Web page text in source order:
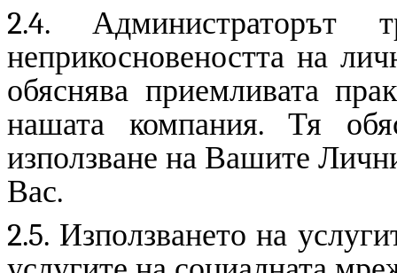
2.4.
неприкосновеността на
обяснява приемливата
нашата компания. Тя
използване на Вашите
Вас.
2.5. Използването на